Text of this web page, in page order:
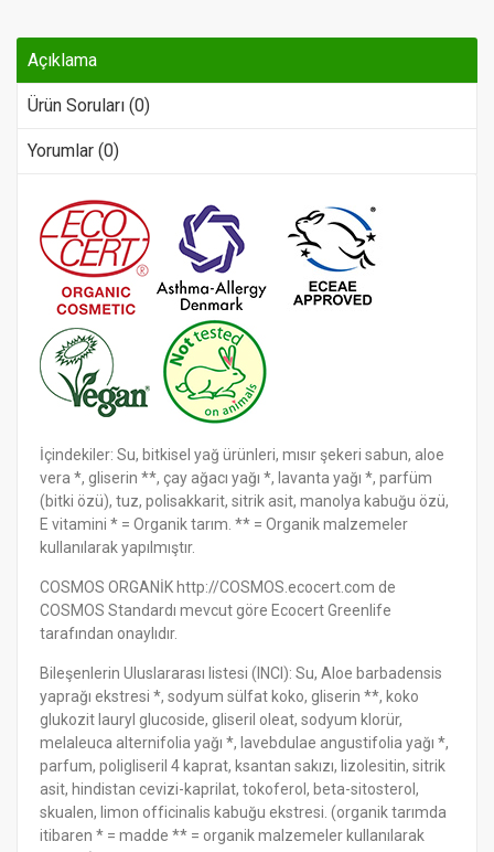
Açıklama
Ürün Soruları (0)
Yorumlar (0)
İçindekiler: Su, bitkisel yağ ürünleri, mısır şekeri sabun, aloe
vera *, gliserin **, çay ağacı yağı *, lavanta yağı *, parfüm
(bitki özü), tuz, polisakkarit, sitrik asit, manolya kabuğu özü,
E vitamini * = Organik tarım. ** = Organik malzemeler
kullanılarak yapılmıştır.
COSMOS ORGANİK http://COSMOS.ecocert.com de
COSMOS Standardı mevcut göre Ecocert Greenlife
tarafından onaylıdır.
Bileşenlerin Uluslararası listesi (INCI): Su, Aloe barbadensis
yaprağı ekstresi *, sodyum sülfat koko, gliserin **, koko
glukozit lauryl glucoside, gliseril oleat, sodyum klorür,
melaleuca alternifolia yağı *, lavebdulae angustifolia yağı *,
parfum, poligliseril 4 kaprat, ksantan sakızı, lizolesitin, sitrik
asit, hindistan cevizi-kaprilat, tokoferol, beta-sitosterol,
skualen, limon officinalis kabuğu ekstresi. (organik tarımda
itibaren * = madde ** = organik malzemeler kullanılarak